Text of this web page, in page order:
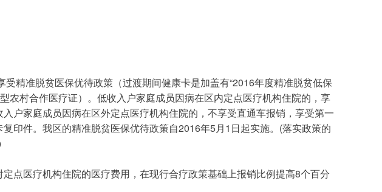
精准脱贫医保优待政策（过渡期间健康卡是加盖有“2016年度精准脱贫低保
农村合作医疗证）。低收入户家庭成员因病在区内定点医疗机构住院的，享
户家庭成员因病在区外定点医疗机构住院的，不享受直通车报销，享受第一
印件。我区的精准脱贫医保优待政策自2016年5月1日起实施。(落实政策的